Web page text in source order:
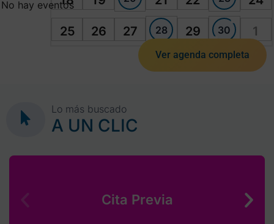
25 26 27 28 29 30 1
No hay eventos
Ver agenda completa
Lo más buscado
A UN CLIC
Cita Previa